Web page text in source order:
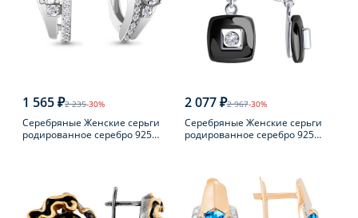
1 565 ₽2 235-30%
Серебряные Женские серьги
родированное серебро 925
2 077 ₽2 967-30%
Серебряные Женские серьги
родированное серебро 925